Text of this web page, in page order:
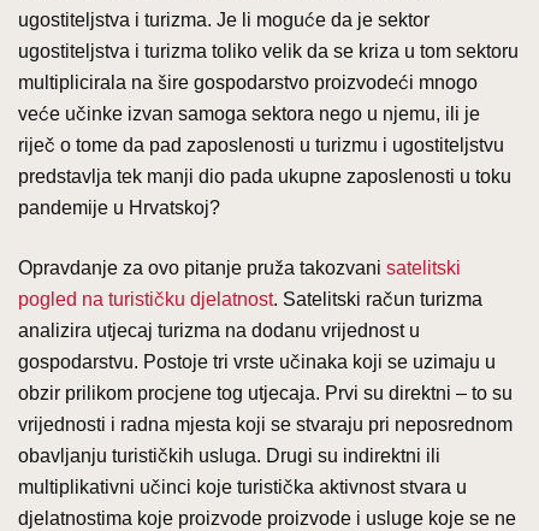
ugostiteljstva i turizma. Je li moguće da je sektor
ugostiteljstva i turizma toliko velik da se kriza u tom sektoru
multiplicirala na šire gospodarstvo proizvodeći mnogo
veće učinke izvan samoga sektora nego u njemu, ili je
riječ o tome da pad zaposlenosti u turizmu i ugostiteljstvu
predstavlja tek manji dio pada ukupne zaposlenosti u toku
pandemije u Hrvatskoj?
Opravdanje za ovo pitanje pruža takozvani satelitski
pogled na turističku djelatnost. Satelitski račun turizma
analizira utjecaj turizma na dodanu vrijednost u
gospodarstvu. Postoje tri vrste učinaka koji se uzimaju u
obzir prilikom procjene tog utjecaja. Prvi su direktni – to su
vrijednosti i radna mjesta koji se stvaraju pri neposrednom
obavljanju turističkih usluga. Drugi su indirektni ili
multiplikativni učinci koje turistička aktivnost stvara u
djelatnostima koje proizvode proizvode i usluge koje se ne